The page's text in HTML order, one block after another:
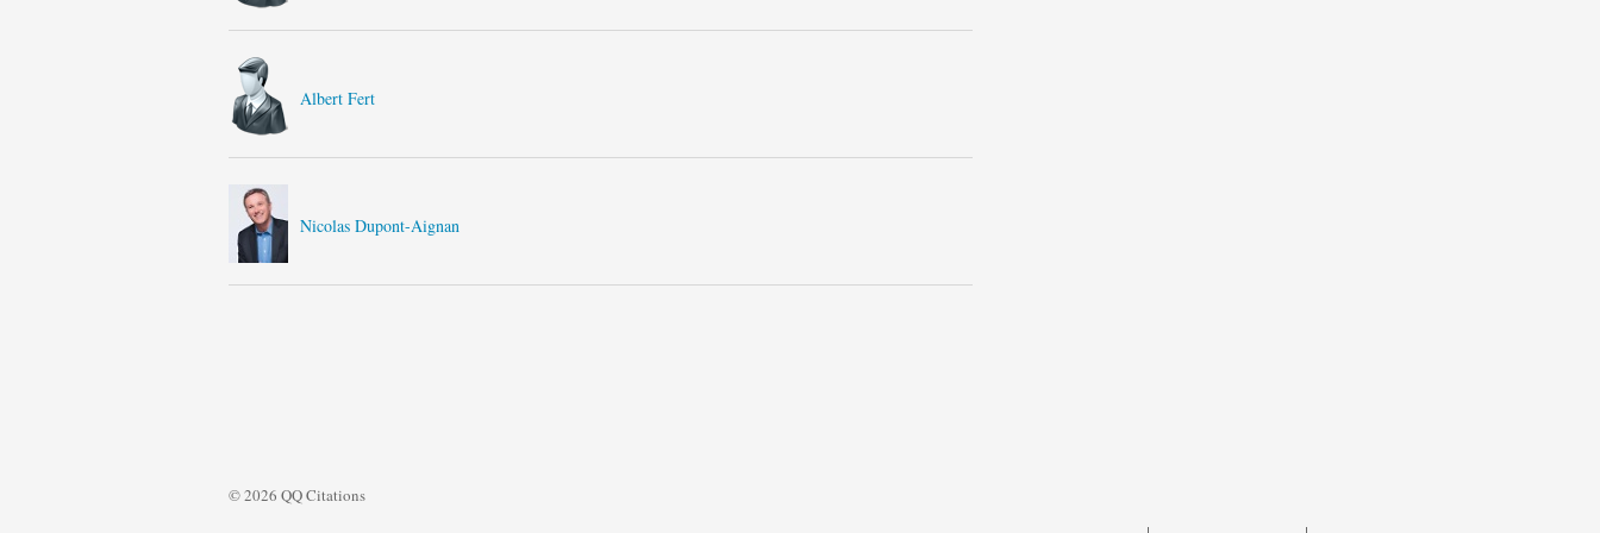
Albert Fert
Nicolas Dupont-Aignan
© 2026 QQ Citations